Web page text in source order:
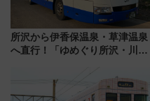
所沢から伊香保温泉・草津温泉
へ直行！「ゆめぐり所沢・川越
軽に 運行ダイヤ・運賃を解説